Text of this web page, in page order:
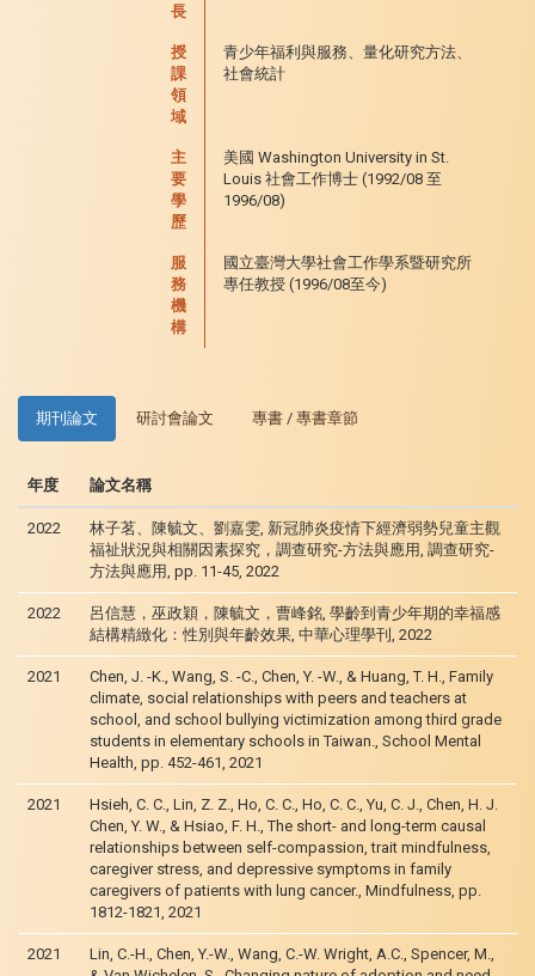
長
授
課
領
域
青少年福利與服務、量化研究方法、
社會統計
主
要
學
歷
美國 Washington University in St.
Louis 社會工作博士 (1992/08 至
1996/08)
服
務
機
構
國立臺灣大學社會工作學系暨研究所
專任教授 (1996/08至今)
期刊論文 研討會論文 專書 / 專書章節
年度 論文名稱
2022
林子茗、陳毓文、劉嘉雯, 新冠肺炎疫情下經濟弱勢兒童主觀
福祉狀況與相關因素探究，調查研究-方法與應用, 調查研究-
方法與應用, pp. 11-45, 2022
2022
呂信慧，巫政穎，陳毓文，曹峰銘, 學齡到青少年期的幸福感
結構精緻化：性別與年齡效果, 中華心理學刊, 2022
2021
Chen, J. -K., Wang, S. -C., Chen, Y. -W., & Huang, T. H., Family
climate, social relationships with peers and teachers at
school, and school bullying victimization among third grade
students in elementary schools in Taiwan., School Mental
Health, pp. 452-461, 2021
2021
Hsieh, C. C., Lin, Z. Z., Ho, C. C., Ho, C. C., Yu, C. J., Chen, H. J.
Chen, Y. W., & Hsiao, F. H., The short- and long-term causal
relationships between self-compassion, trait mindfulness,
caregiver stress, and depressive symptoms in family
caregivers of patients with lung cancer., Mindfulness, pp.
1812-1821, 2021
2021
Lin, C.-H., Chen, Y.-W., Wang, C.-W. Wright, A.C., Spencer, M.,